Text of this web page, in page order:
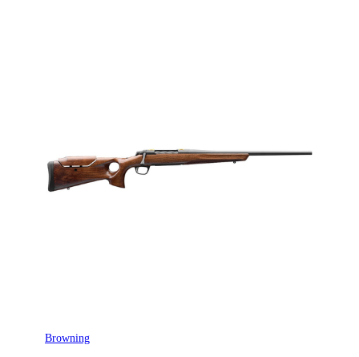
Browning